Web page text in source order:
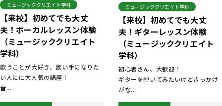
ミュージッククリエイト学科
【来校】初めてでも大丈
夫！ボーカルレッスン体験
（ミュージッククリエイト
学科）
歌うことが大好き、歌い手になりた
い人にに大人気の講座！
音...
ミュージッククリエイト学科
【来校】初めてでも大丈
夫！ギターレッスン体験
（ミュージッククリエイト
学科）
初心者さん、大歓迎！
ギターを弾いてみたいけどきっかけ
がな...